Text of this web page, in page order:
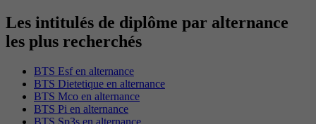
Les intitulés de diplôme par alternance
les plus recherchés
BTS Esf en alternance
BTS Dietetique en alternance
BTS Mco en alternance
BTS Pi en alternance
BTS Sp3s en alternance